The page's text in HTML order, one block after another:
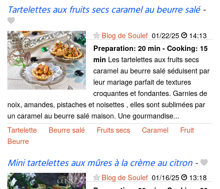
Tartelettes aux fruits secs caramel au beurre salé-
Blog de Soulef 01/22/25 14:13
Preparation: 20 min - Cooking: 15
min Les tartelettes aux fruits secs
caramel au beurre salé séduisent par
leur mariage parfait de textures
croquantes et fondantes. Garnies de
noix, amandes, pistaches et noisettes , elles sont sublimées par
un caramel au beurre salé maison. Une gourmandise...
Tartelette
Beurre salé Fruits secs Caramel
Fruit
Beurre
Mini tartelettes aux mûres à la crème au citron-
Blog de Soulef 01/16/25 13:18